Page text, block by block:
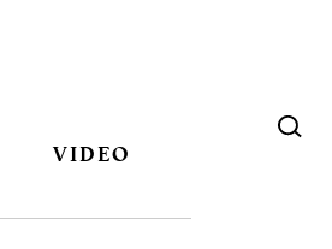
VIDEO